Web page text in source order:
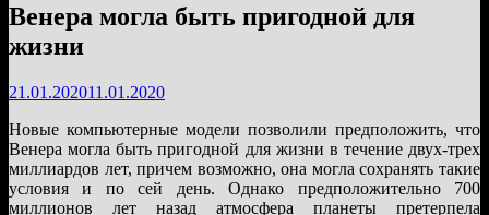
Венера могла быть пригодной для
жизни
21.01.202011.01.2020
Новые компьютерные модели позволили предположить, что
Венера могла быть пригодной для жизни в течение двух-трех
миллиардов лет, причем возможно, она могла сохранять такие
условия и по сей день. Однако предположительно 700
миллионов лет назад атмосфера планеты претерпела